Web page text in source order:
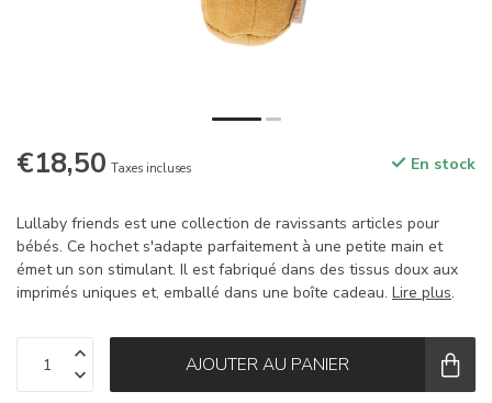
€18,50 Taxes incluses En stock
Lullaby friends est une collection de ravissants articles pour
bébés. Ce hochet s'adapte parfaitement à une petite main et
émet un son stimulant. Il est fabriqué dans des tissus doux aux
imprimés uniques et, emballé dans une boîte cadeau. Lire plus.
AJOUTER AU PANIER